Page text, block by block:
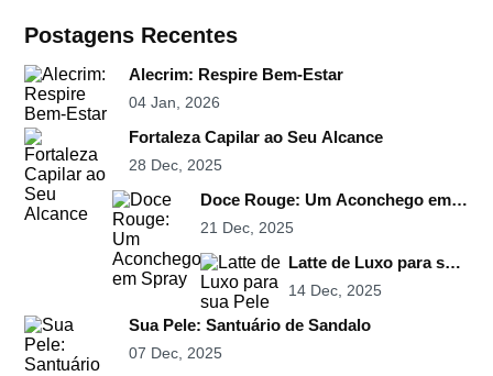
Postagens Recentes
Alecrim: Respire Bem-Estar
04 Jan, 2026
Fortaleza Capilar ao Seu Alcance
28 Dec, 2025
Doce Rouge: Um Aconchego em
Spray
21 Dec, 2025
Latte de Luxo para sua
Pele
14 Dec, 2025
Sua Pele: Santuário de Sandalo
07 Dec, 2025